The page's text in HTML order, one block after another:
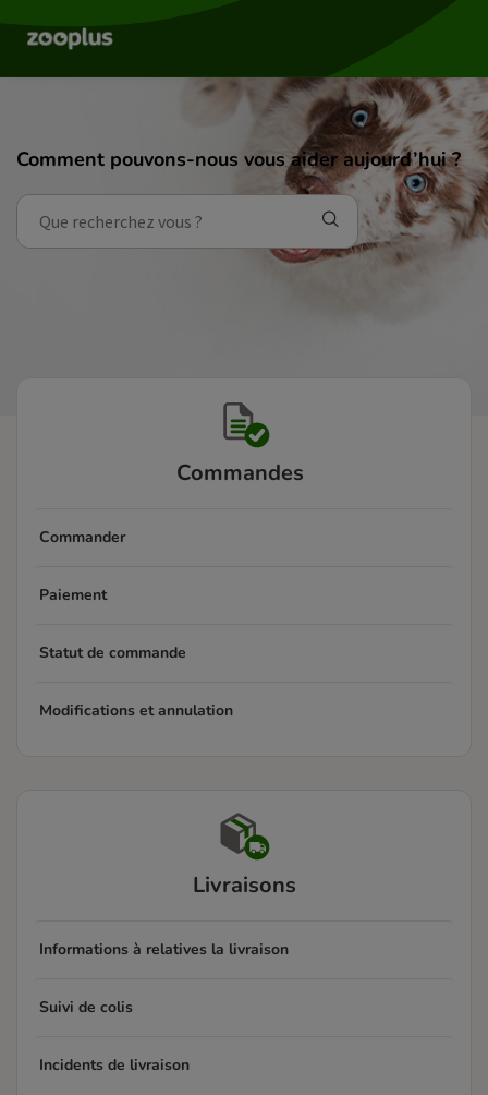
Comment pouvons-nous vous aider aujourd’hui ?
Commandes
Commander
Paiement
Statut de commande
Modifications et annulation
Livraisons
Informations à relatives la livraison
Suivi de colis
Incidents de livraison